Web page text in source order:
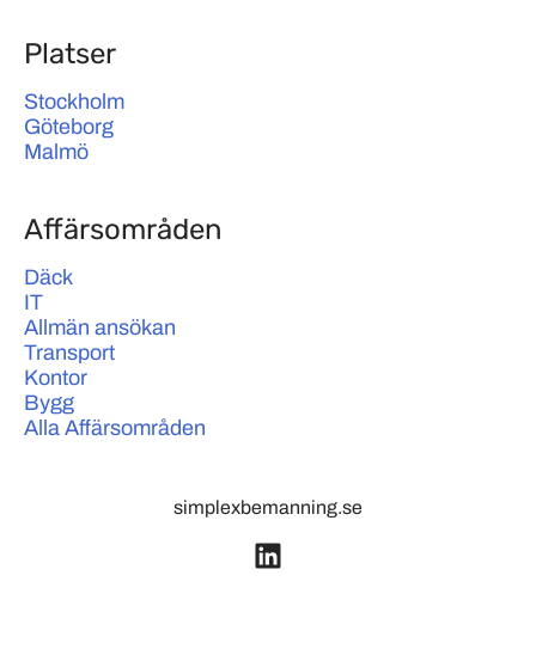
Platser
Stockholm
Göteborg
Malmö
Affärsområden
Däck
IT
Allmän ansökan
Transport
Kontor
Bygg
Alla Affärsområden
simplexbemanning.se